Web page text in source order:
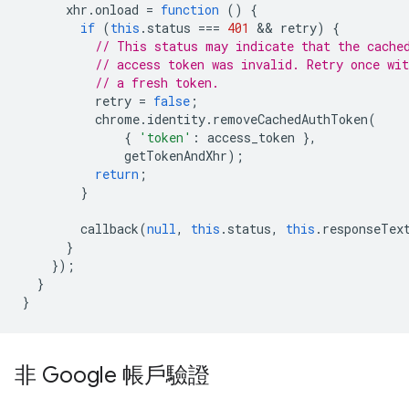
xhr .onload = function ()
{
if (this . status === 401 && retry)
{
// This status may indicate that the
// access token was invalid. Retry once
// a fresh token.
retry = false ;
chrome. identity. removeCachedAuthToken(
{
'token' : access_token },
getTokenAndXhr);
return ;
}
callback(null, this . status, this .
}
});
}
}
非 Google 帳戶驗證